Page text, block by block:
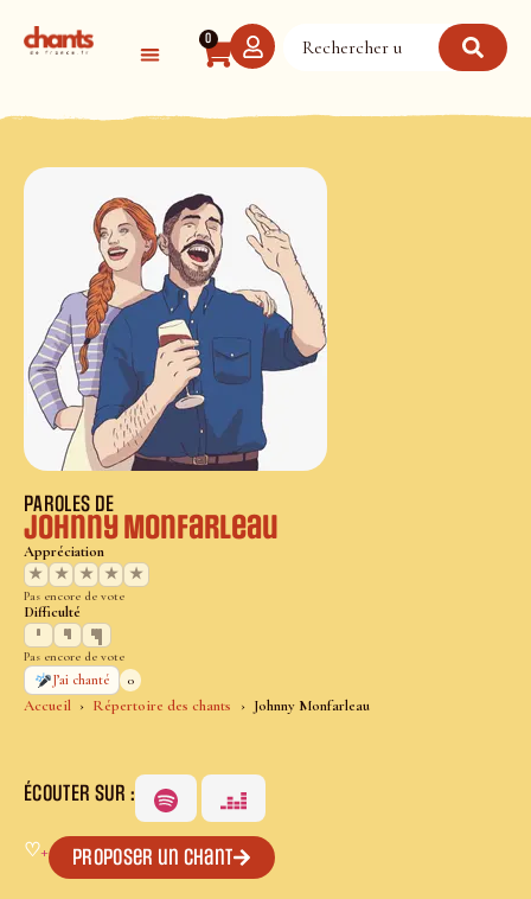
0
Accueil Répertoire des chants Johnny Monfarleau
PAROLES DE
Johnny Monfarleau
Appréciation
★
★ ★ ★ ★
Pas encore de vote
Difficulté
Pas encore de vote
J’ai chanté
0
ÉCOUTER SUR :
♡+ Proposer un chant